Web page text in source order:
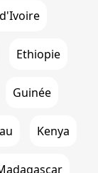
Ethiopie
Guinée
Kenya